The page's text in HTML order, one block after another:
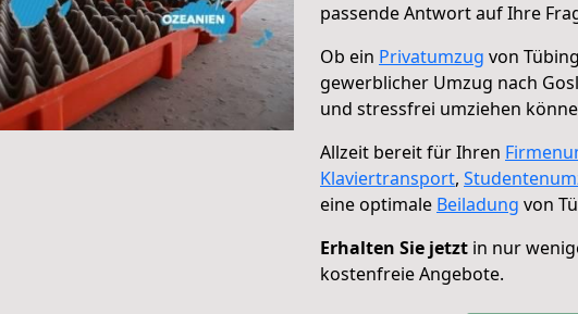
passende Antwort auf Ihre
Ob ein Privatumzug von
gewerblicher Umzug nach
und stressfrei umziehen
Allzeit bereit für Ihren
Klaviertransport,
eine optimale Beiladung von
Erhalten Sie jetzt in nur
kostenfreie Angebote.